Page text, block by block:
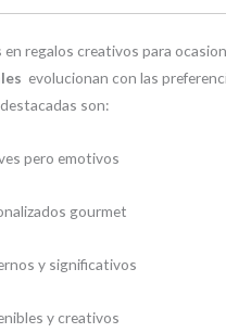
regalos creativos para
evolucionan con las
son:
pero emotivos
gourmet
y significativos
y creativos